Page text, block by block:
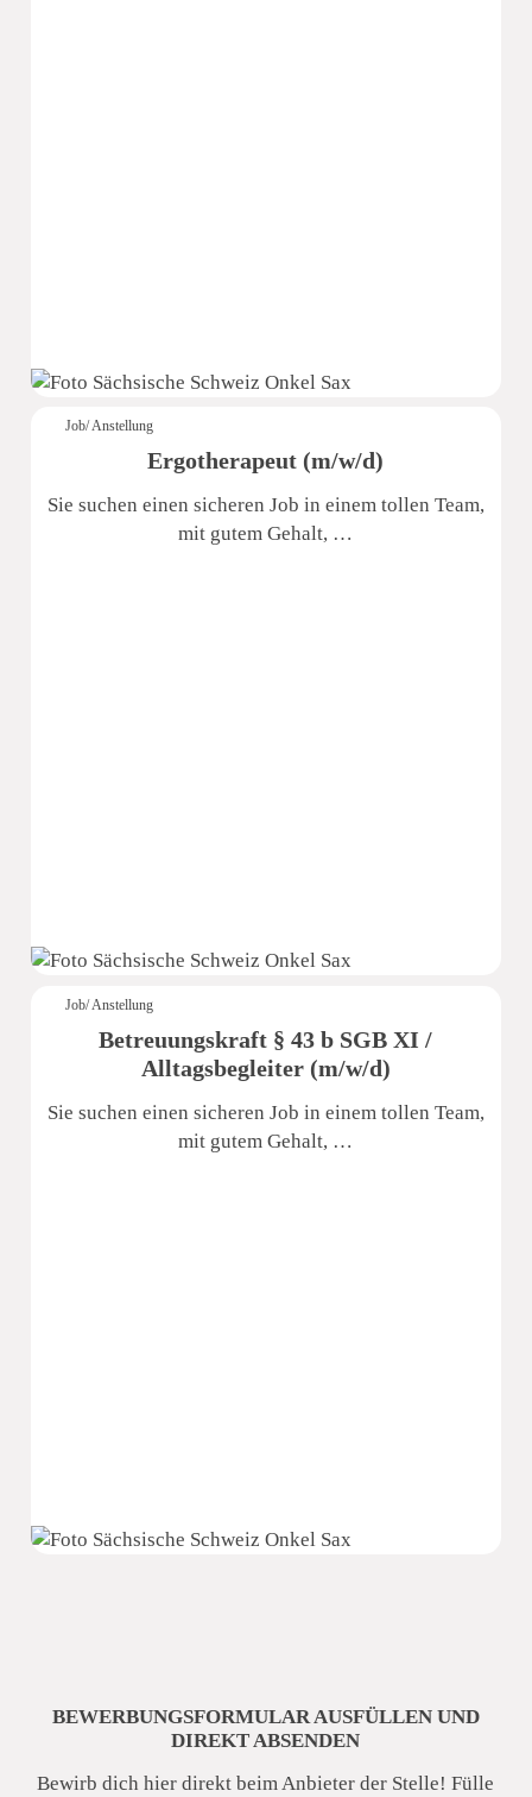
Job/ Anstellung
Ergotherapeut (m/w/d)
Sie suchen einen sicheren Job in einem tollen Team,
mit gutem Gehalt, …
Job/ Anstellung
Betreuungskraft § 43 b SGB XI /
Alltagsbegleiter (m/w/d)
Sie suchen einen sicheren Job in einem tollen Team,
mit gutem Gehalt, …
BEWERBUNGSFORMULAR AUSFÜLLEN UND
DIREKT ABSENDEN
Bewirb dich hier direkt beim Anbieter der Stelle! Fülle